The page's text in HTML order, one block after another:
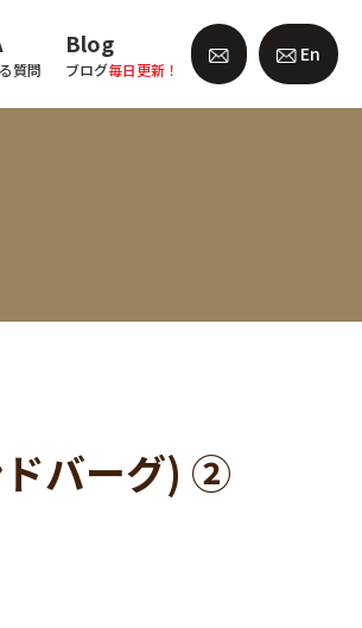
質問
Blog
ブログ毎日更新！
En
ドバーグ) ②